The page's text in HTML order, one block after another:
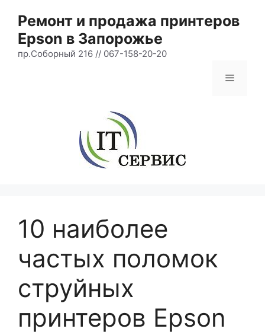
содержимому
Ремонт и продажа принтеров
Epson в Запорожье
пр.Соборный 216 // 067-158-20-20
10 наиболее
частых поломок
струйных
принтеров Epson